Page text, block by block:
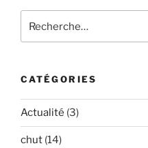
pour
CATÉGORIES
Actualité (3)
chut (14)